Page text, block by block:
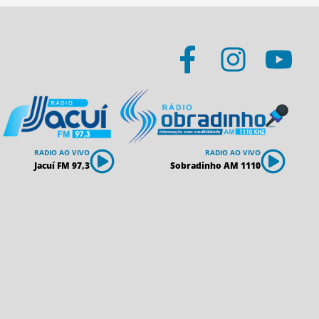
RADIO AO VIVO
Jacuí FM 97,3
RADIO AO VIVO
Sobradinho AM 1110